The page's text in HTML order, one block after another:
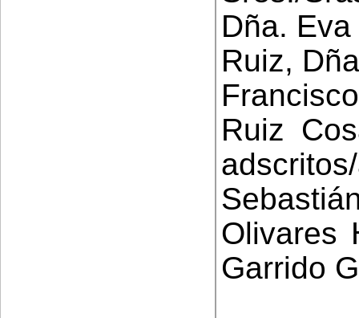
Dña.
Ruiz,
Ruiz
Olivares
Garrido